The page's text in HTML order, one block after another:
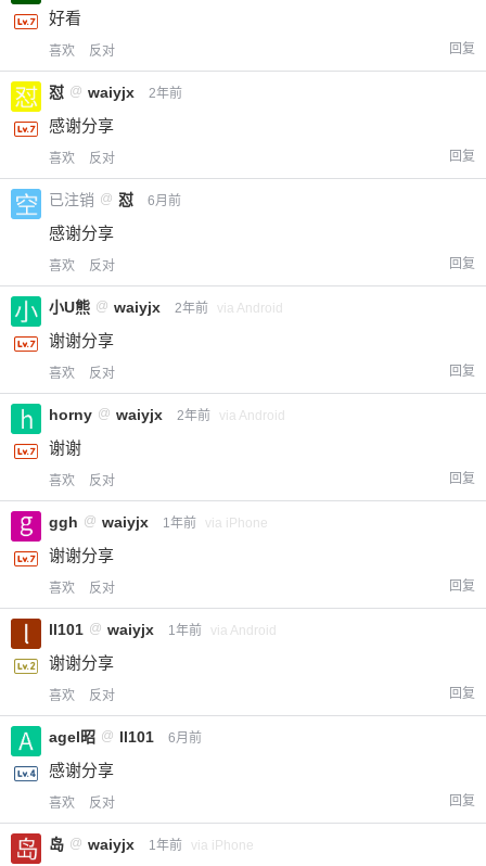
好看
喜欢 反对 回复
怼 @ waiyjx 2年前
感谢分享
喜欢 反对 回复
已注销 @ 怼 6月前
感谢分享
喜欢 反对 回复
小U熊 @ waiyjx 2年前 via Android
谢谢分享
喜欢 反对 回复
horny @ waiyjx 2年前 via Android
谢谢
喜欢 反对 回复
ggh @ waiyjx 1年前 via iPhone
谢谢分享
喜欢 反对 回复
ll101 @ waiyjx 1年前 via Android
谢谢分享
喜欢 反对 回复
agel昭 @ ll101 6月前
感谢分享
喜欢 反对 回复
岛 @ waiyjx 1年前 via iPhone